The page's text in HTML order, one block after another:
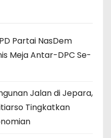
Partai NasDem
Meja Antar-DPC Se-
Jalan di Jepara,
Tingkatkan